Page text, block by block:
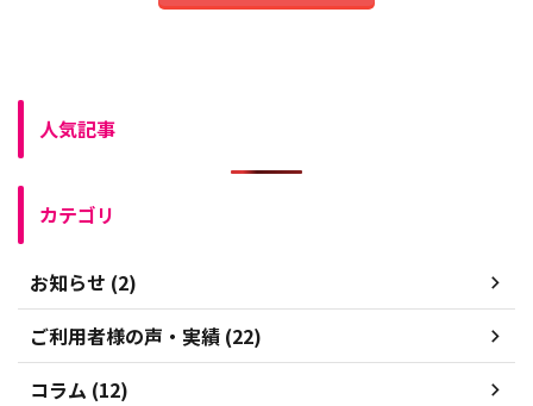
人気記事
カテゴリ
お知らせ (2)
ご利用者様の声・実績 (22)
コラム (12)